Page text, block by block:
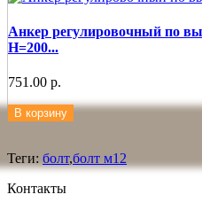
Анкер регулировочный по
Н=200...
751.00 р.
В корзину
Теги: болт,болт м12
Контакты